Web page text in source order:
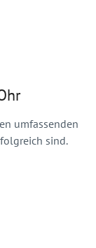
umfassenden
sind.